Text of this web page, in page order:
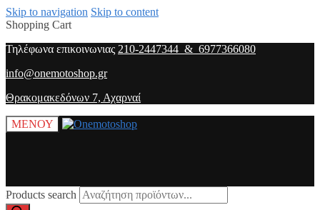
Skip to navigation Skip to content
Shopping Cart
Τηλέφωνα επικοινωνιας 210-2447344 & 6977366080
info@onemotoshop.gr
Θρακομακεδόνων 7, Αχαρναί
ΜΕΝΟΥ
Products search